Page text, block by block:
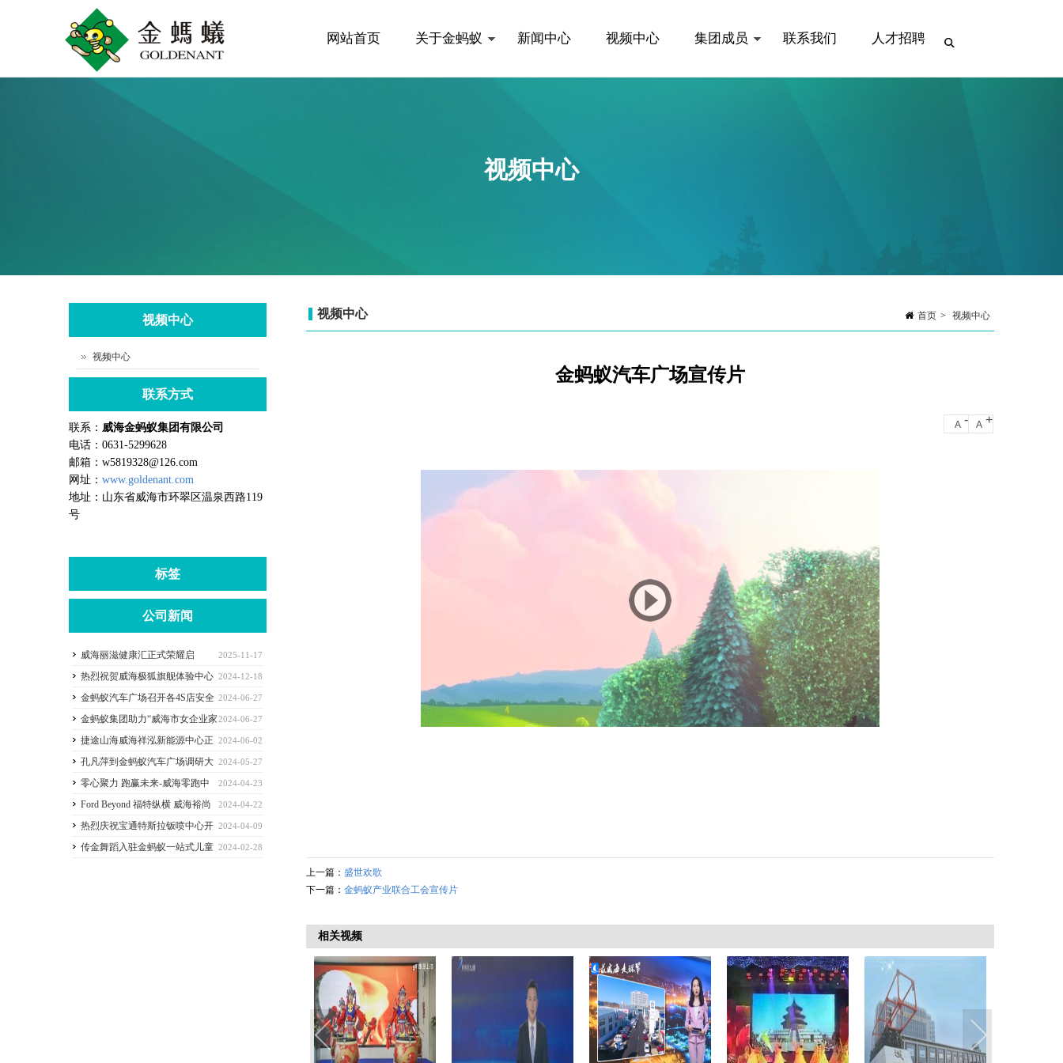
网站首页 关于金蚂蚁 新闻中心 视频中心 集团成员 联系我们 人才招聘
视频中心
首页 > 视频中心
视频中心
金蚂蚁汽车广场宣传片
A - A +
上一篇： 盛世欢歌
下一篇： 金蚂蚁产业联合工会宣传片
相关视频
视频中心
视频中心
联系方式
联系： 威海金蚂蚁集团有限公司
电话：0631-5299628
邮箱：w5819328@126.com
网址： www.goldenant.com
地址：山东省威海市环翠区温泉西路119
号
标签
公司新闻
2025-11-17
威海丽滋健康汇正式荣耀启
航！！！
2024-12-18
热烈祝贺威海极狐旗舰体验中心
入驻金蚂蚁汽车广场
2024-06-27
金蚂蚁汽车广场召开各4S店安全
生产会暨逃生演练
2024-06-27
金蚂蚁集团助力“威海市女企业家
拓圈行动暨巾帼臻品展”
2024-06-02
捷途山海威海祥泓新能源中心正
式开业 捷途汽车加速挺进3.0时代 2024-05-27
孔凡萍到金蚂蚁汽车广场调研大
规模设备更新和消费品以旧换新工作2024-04-23
零心聚力 跑赢未来-威海零跑中
心金蚂蚁汽车广场店盛大开业
2024-04-22
Ford Beyond 福特纵横 威海裕尚
纵享空间盛大开业
2024-04-09
热烈庆祝宝通特斯拉钣喷中心开
业
2024-02-28
传金舞蹈入驻金蚂蚁一站式儿童